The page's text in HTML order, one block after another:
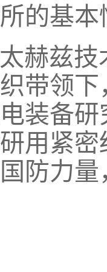
的基
赫兹
带领
装备
用紧
防力